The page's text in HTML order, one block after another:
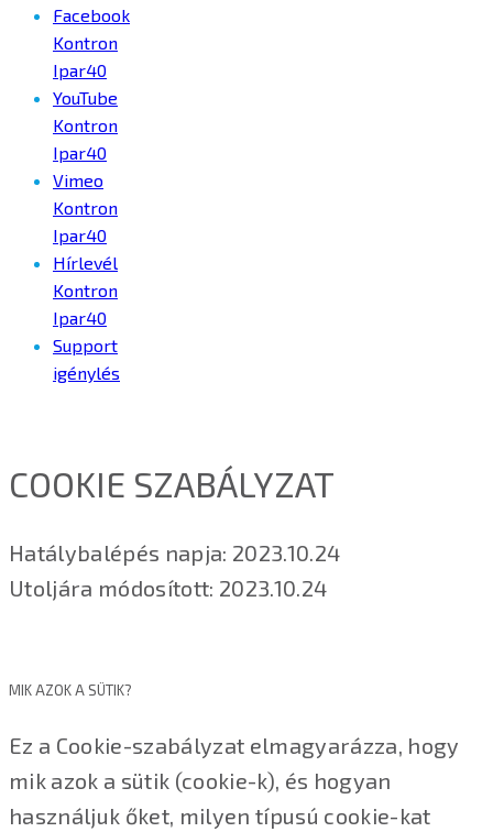
Facebook
Kontron
Ipar40
YouTube
Kontron
Ipar40
Vimeo
Kontron
Ipar40
Hírlevél
Kontron
Ipar40
Support
igénylés
COOKIE SZABÁLYZAT
Hatálybalépés napja: 2023.10.24
Utoljára módosított: 2023.10.24
MIK AZOK A SÜTIK?
Ez a Cookie-szabályzat elmagyarázza, hogy
mik azok a sütik (cookie-k), és hogyan
használjuk őket, milyen típusú cookie-kat